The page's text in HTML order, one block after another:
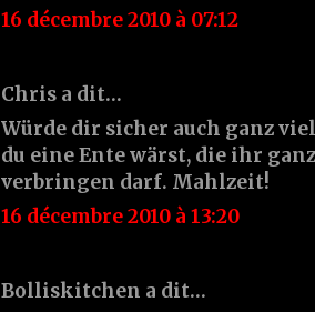
16 décembre 2010 à 07:12
Chris a dit…
Würde dir sicher auch ganz
du eine Ente wärst, die ihr
verbringen darf. Mahlzeit!
16 décembre 2010 à 13:20
Bolliskitchen a dit…